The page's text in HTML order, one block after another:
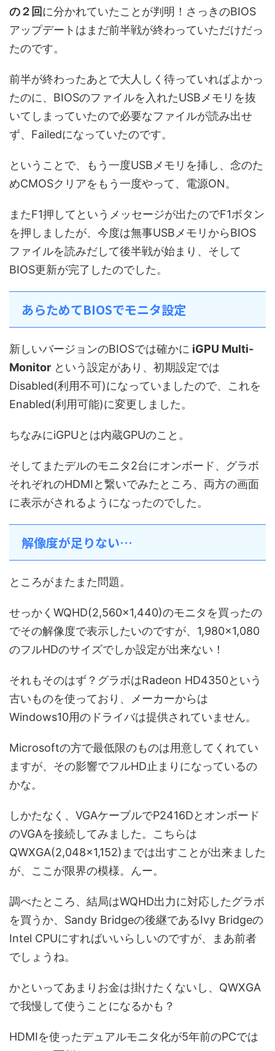
の２回に分かれていたことが判明！さっきのBIOS
アップデートはまだ前半戦が終わっていただけだっ
たのです。
前半が終わったあとで大人しく待っていればよかっ
たのに、BIOSのファイルを入れたUSBメモリを抜
いてしまっていたので必要なファイルが読み出せ
ず、Failedになっていたのです。
ということで、もう一度USBメモリを挿し、念のた
めCMOSクリアをもう一度やって、電源ON。
またF1押してというメッセージが出たのでF1ボタン
を押しましたが、今度は無事USBメモリからBIOS
ファイルを読みだして後半戦が始まり、そして
BIOS更新が完了したのでした。
あらためてBIOSでモニタ設定
新しいバージョンのBIOSでは確かに iGPU Multi-
Monitor という設定があり、初期設定では
Disabled(利用不可)になっていましたので、これを
Enabled(利用可能)に変更しました。
ちなみにiGPUとは内蔵GPUのこと。
そしてまたデルのモニタ2台にオンボード、グラボ
それぞれのHDMIと繋いでみたところ、両方の画面
に表示がされるようになったのでした。
解像度が足りない…
ところがまたまた問題。
せっかくWQHD(2,560×1,440)のモニタを買ったの
でその解像度で表示したいのですが、1,980×1,080
のフルHDのサイズでしか設定が出来ない！
それもそのはず？グラボはRadeon HD4350という
古いものを使っており、メーカーからは
Windows10用のドライバは提供されていません。
Microsoftの方で最低限のものは用意してくれてい
ますが、その影響でフルHD止まりになっているの
かな。
しかたなく、VGAケーブルでP2416Dとオンボード
のVGAを接続してみました。こちらは
QWXGA(2,048×1,152)までは出すことが出来ました
が、ここが限界の模様。んー。
調べたところ、結局はWQHD出力に対応したグラボ
を買うか、Sandy Bridgeの後継であるIvy Bridgeの
Intel CPUにすればいいらしいのですが、まあ前者
でしょうね。
かといってあまりお金は掛けたくないし、QWXGA
で我慢して使うことになるかも？
HDMIを使ったデュアルモニタ化が5年前のPCでは